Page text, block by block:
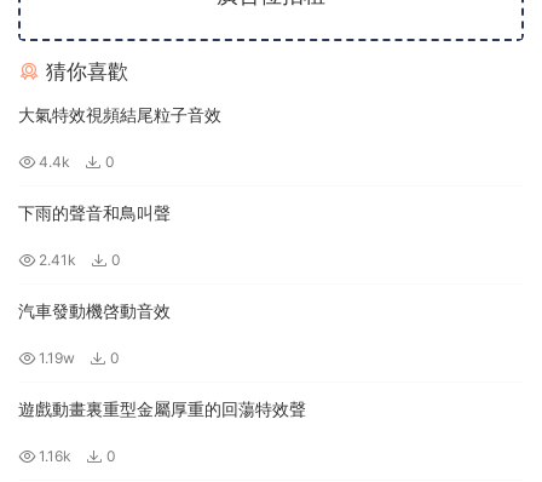
猜你喜歡
大氣特效視頻結尾粒子音效
4.4k 0
下雨的聲音和鳥叫聲
2.41k 0
汽車發動機啓動音效
1.19w 0
遊戲動畫裏重型金屬厚重的回蕩特效聲
1.16k 0